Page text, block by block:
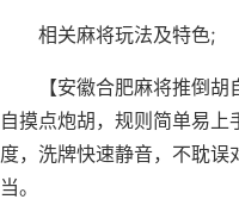
相关麻将玩法及特色;
【安徽合肥麻将推倒
自摸点炮胡，规则简单易
度，洗牌快速静音，不耽误
当。